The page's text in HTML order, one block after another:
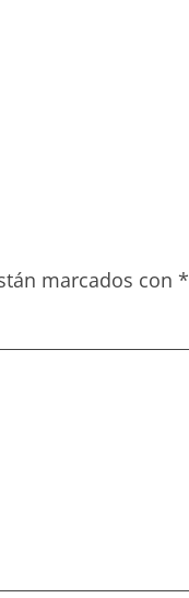
marcados con *